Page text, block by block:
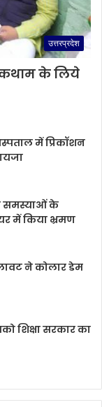
उत्तरप्रदेश
के लिये
में प्रिकॉशन
समस्याओं के
में किया भ्रमण
ने कोलार डेम
शिक्षा सरकार का